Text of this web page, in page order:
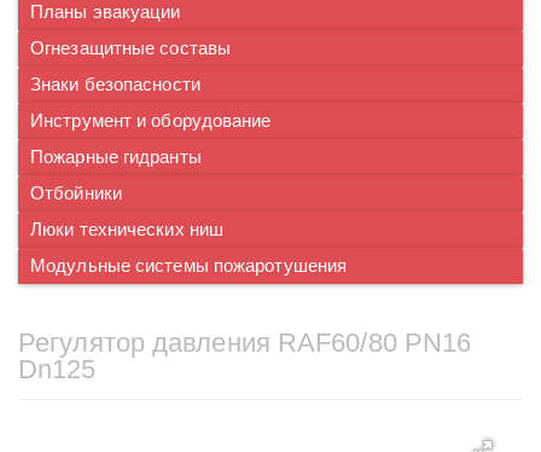
Планы эвакуации
Огнезащитные составы
Знаки безопасности
Инструмент и оборудование
Пожарные гидранты
Отбойники
Люки технических ниш
Модульные системы пожаротушения
Регулятор давления RAF60/80 PN16
Dn125